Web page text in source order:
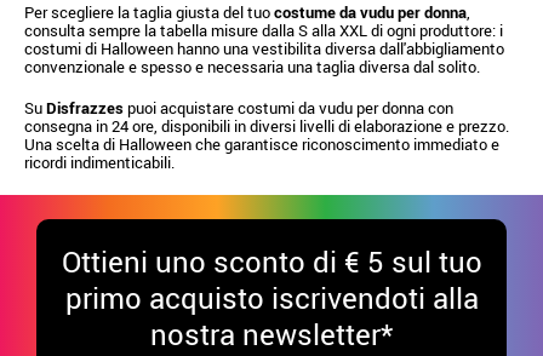
Per scegliere la taglia giusta del tuocostume da vudu per donna,
consulta sempre la tabella misure dalla S alla XXL di ogni produttore: i
costumi di Halloween hanno una vestibilita diversa dall'abbigliamento
convenzionale e spesso e necessaria una taglia diversa dal solito.
SuDisfrazzespuoi acquistare costumi da vudu per donna con
consegna in 24 ore, disponibili in diversi livelli di elaborazione e prezzo.
Una scelta di Halloween che garantisce riconoscimento immediato e
ricordi indimenticabili.
Ottieni uno sconto di € 5 sul tuo
primo acquisto iscrivendoti alla
nostra newsletter*